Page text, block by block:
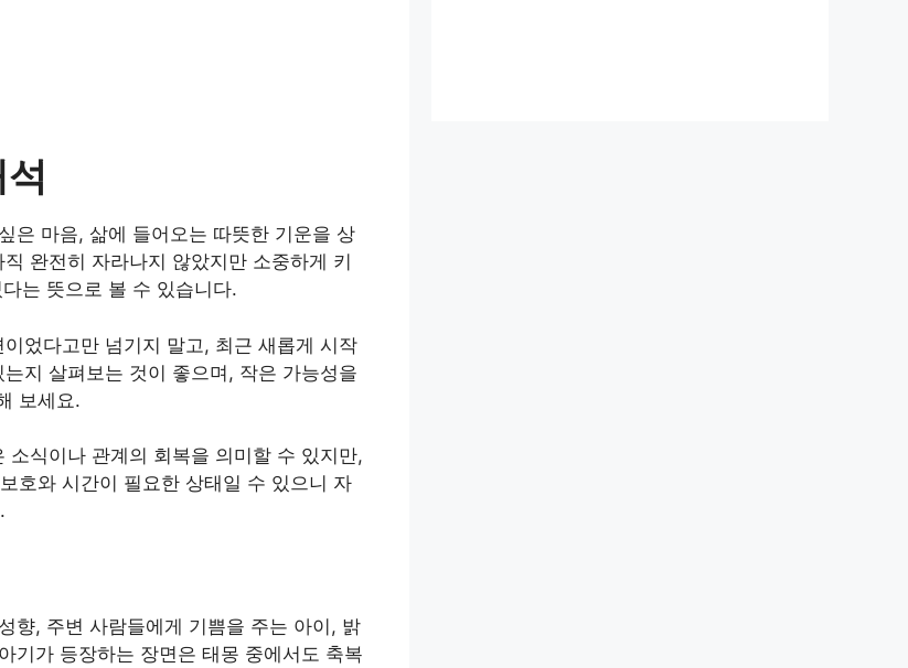
은 마음, 삶에 들어오는 따뜻한 기운을 상
완전히 자라나지 않았지만 소중하게 키
는 뜻으로 볼 수 있습니다.
었다고만 넘기지 말고, 최근 새롭게 시작
지 살펴보는 것이 좋으며, 작은 가능성을
보세요.
식이나 관계의 회복을 의미할 수 있지만,
호와 시간이 필요한 상태일 수 있으니 자
향, 주변 사람들에게 기쁨을 주는 아이, 밝
기가 등장하는 장면은 태몽 중에서도 축복